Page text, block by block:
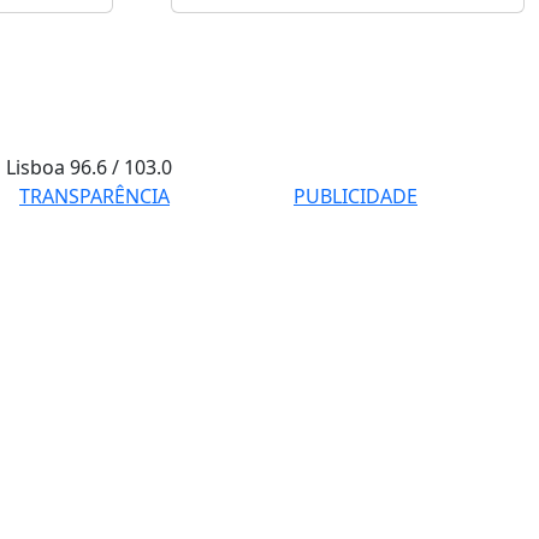
Lisboa96.6 / 103.0
TRANSPARÊNCIA
PUBLICIDADE